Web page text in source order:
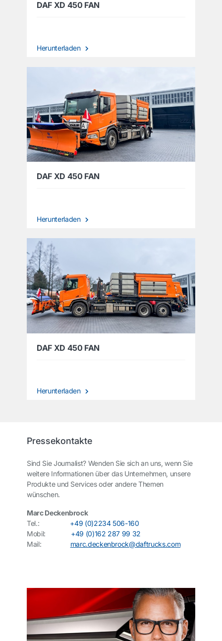
DAF XD 450 FAN
Herunterladen
DAF XD 450 FAN
Herunterladen
DAF XD 450 FAN
Herunterladen
Pressekontakte
Sind Sie Journalist? Wenden Sie sich an uns, wenn Sie
weitere Informationen über das Unternehmen, unsere
Produkte und Services oder andere Themen
wünschen.
Marc Deckenbrock
Tel.: +49 (0)2234 506-160
Mobil: +49 (0)162 287 99 32
Mail: marc.deckenbrock@daftrucks.com